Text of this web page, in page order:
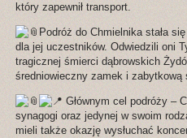
który zapewnił transport.
Podróż do Chmielnika stała
dla jej uczestników. Odwiedzili oni
tragicznej śmierci dąbrowskich
średniowieczny zamek i zabytkową
Głównym cel podróży –
synagogi oraz jedynej w swoim
mieli także okazję wysłuchać